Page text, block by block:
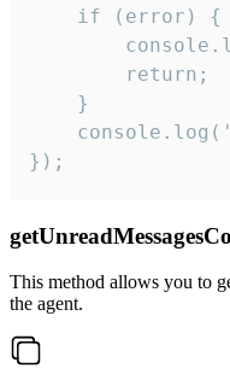
    if (error) {
        return;
    }
});
This method allows you to
the agent.